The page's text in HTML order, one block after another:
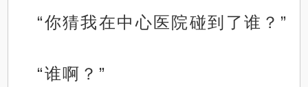
“你猜我在中心医院碰到了谁？”
“谁啊？”